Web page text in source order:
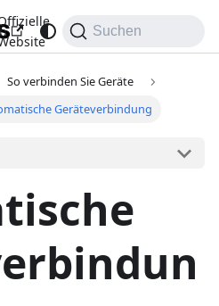
Suchen
So verbinden Sie Geräte
Geräteverbindung